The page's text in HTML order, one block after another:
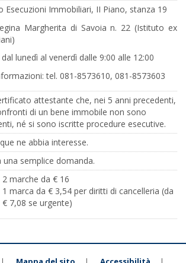
Esecuzioni Immobiliari, II Piano, stanza 19
Margherita di Savoia n. 22 (Istituto ex
lunedì al venerdì dalle 9:00 alle 12:00
tel. 081-8573610, 081-8573603
attestante che, nei 5 anni precedenti,
di un bene immobile non sono
né si sono iscritte procedure esecutive.
ne abbia interesse.
una semplice domanda.
2 marche da € 16
1 marca da € 3,54 per diritti di cancelleria (da
€ 7,08 se urgente)